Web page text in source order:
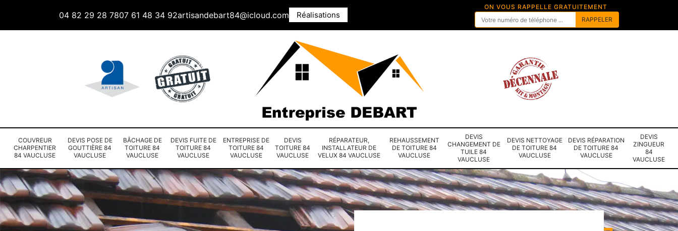
04 82 29 28 7807 61 48 34 92artisandebart84@icloud.com Réalisations
ON VOUS RAPPELLE GRATUITEMENT
COUVREUR
CHARPENTIER
84 VAUCLUSE
DEVIS POSE DE
GOUTTIÈRE 84
VAUCLUSE
BÂCHAGE DE
TOITURE 84
VAUCLUSE
DEVIS FUITE DE
TOITURE 84
VAUCLUSE
ENTREPRISE DE
TOITURE 84
VAUCLUSE
DEVIS
TOITURE 84
VAUCLUSE
RÉPARATEUR,
INSTALLATEUR DE
VELUX 84 VAUCLUSE
REHAUSSEMENT
DE TOITURE 84
VAUCLUSE
DEVIS
CHANGEMENT DE
TUILE 84
VAUCLUSE
DEVIS NETTOYAGE
DE TOITURE 84
VAUCLUSE
DEVIS RÉPARATION
DE TOITURE 84
VAUCLUSE
DEVIS
ZINGUEUR
84
VAUCLUSE